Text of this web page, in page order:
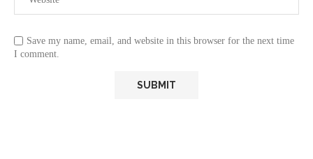
Save my name, email, and website in this browser for the next time
I comment.